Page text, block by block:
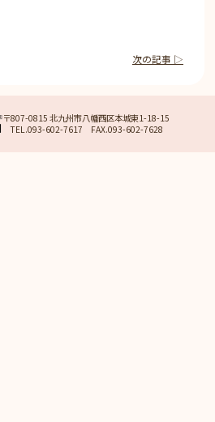
次の記事 ▷
〒807-0815 北九州市八幡西区本城東1-18-15
TEL.093-602-7617 FAX.093-602-7628